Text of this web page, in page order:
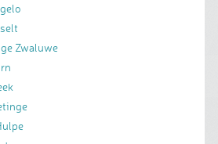
Zwaluwe